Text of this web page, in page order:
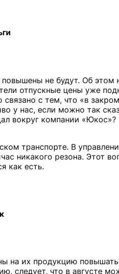
не будут. Об этом
отпускные цены уже
с тем, что «в
у нас, если можно так
вокруг компании «Юкос»?
транспорте. В
никакого резона. Этот
как есть.
на их продукцию
следует, что в августе